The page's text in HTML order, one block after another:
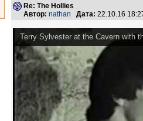
Re: The Hollies
Автор: nathan Дата: 22.10.16
Terry Sylvester at the Cavern with